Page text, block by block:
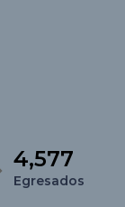
4,577
Egresados